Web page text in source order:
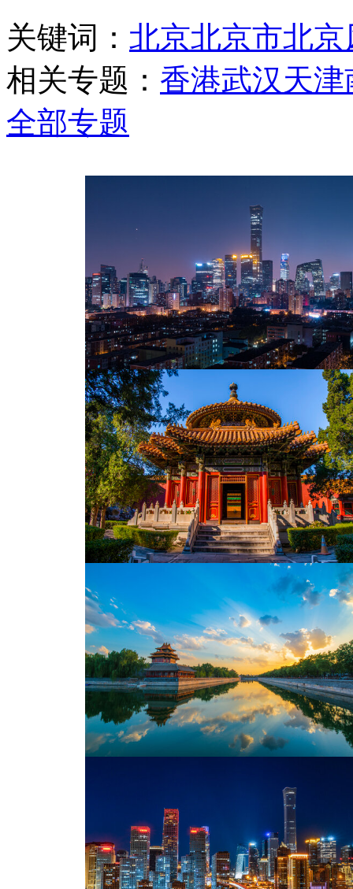
关键词： 北京北京市北京
相关专题： 香港武汉天津
全部专题
夜幕下的北京国贸CBD全家福
北京故宫颐和园千秋亭